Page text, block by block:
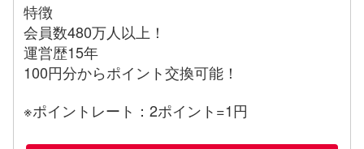
特徴
会員数480万人以上！
運営歴15年
100円分からポイント交換可能！
※ポイントレート：2ポイント=1円